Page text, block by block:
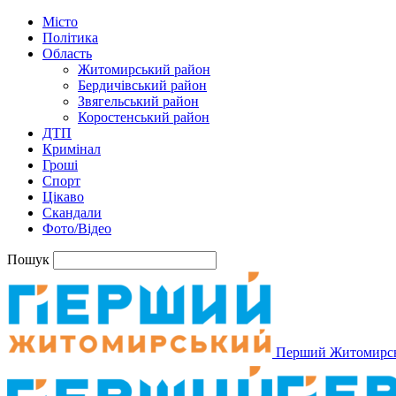
Місто
Політика
Область
Житомирський район
Бердичівський район
Звягельський район
Коростенський район
ДТП
Кримінал
Гроші
Спорт
Цікаво
Скандали
Фото/Відео
Пошук
Перший